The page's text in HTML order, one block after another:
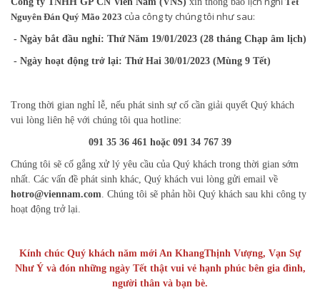
Nguyên Đán Quý Mão 2023 của công ty chúng tôi như sau:
- Ngày bắt đầu nghỉ: Thứ Năm 19/01/2023 (28 tháng Chạp âm lịch)
- Ngày hoạt động trở lại: Thứ Hai 30/01/2023 (Mùng 9 Tết)
Trong thời gian nghỉ lễ, nếu phát sinh sự cố cần giải quyết Quý khách
vui lòng liên hệ với chúng tôi qua hotline:
091 35 36 461 hoặc 091 34 767 39
Chúng tôi sẽ cố gắng xử lý yêu cầu của Quý khách trong thời gian sớm
nhất. Các vấn đề phát sinh khác, Quý khách vui lòng gửi email về
hotro@viennam.com. Chúng tôi sẽ phản hồi Quý khách sau khi công ty
hoạt động trở lại.
Kính chúc Quý khách năm mới An KhangThịnh Vượng, Vạn Sự
Như Ý và đón những ngày Tết thật vui vẻ hạnh phúc bên gia đình,
người thân và bạn bè.